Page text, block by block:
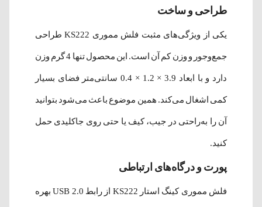
طراحی و ساخت
یکی از ویژگی‌های مثبت فلش مموری KS222 طراحی
جمع‌وجور و وزن کم آن است. این محصول تنها 4 گرم وزن
دارد و با ابعاد 3.9 × 1.2 × 0.4 سانتی‌متر فضای بسیار
کمی اشغال می‌کند. همین موضوع باعث می‌شود بتوانید
آن را به‌راحتی در جیب، کیف یا حتی روی جاکلیدی حمل
کنید.
پورت و درگاه‌های ارتباطی
فلش مموری کینگ استار KS222 از رابط USB 2.0 بهره